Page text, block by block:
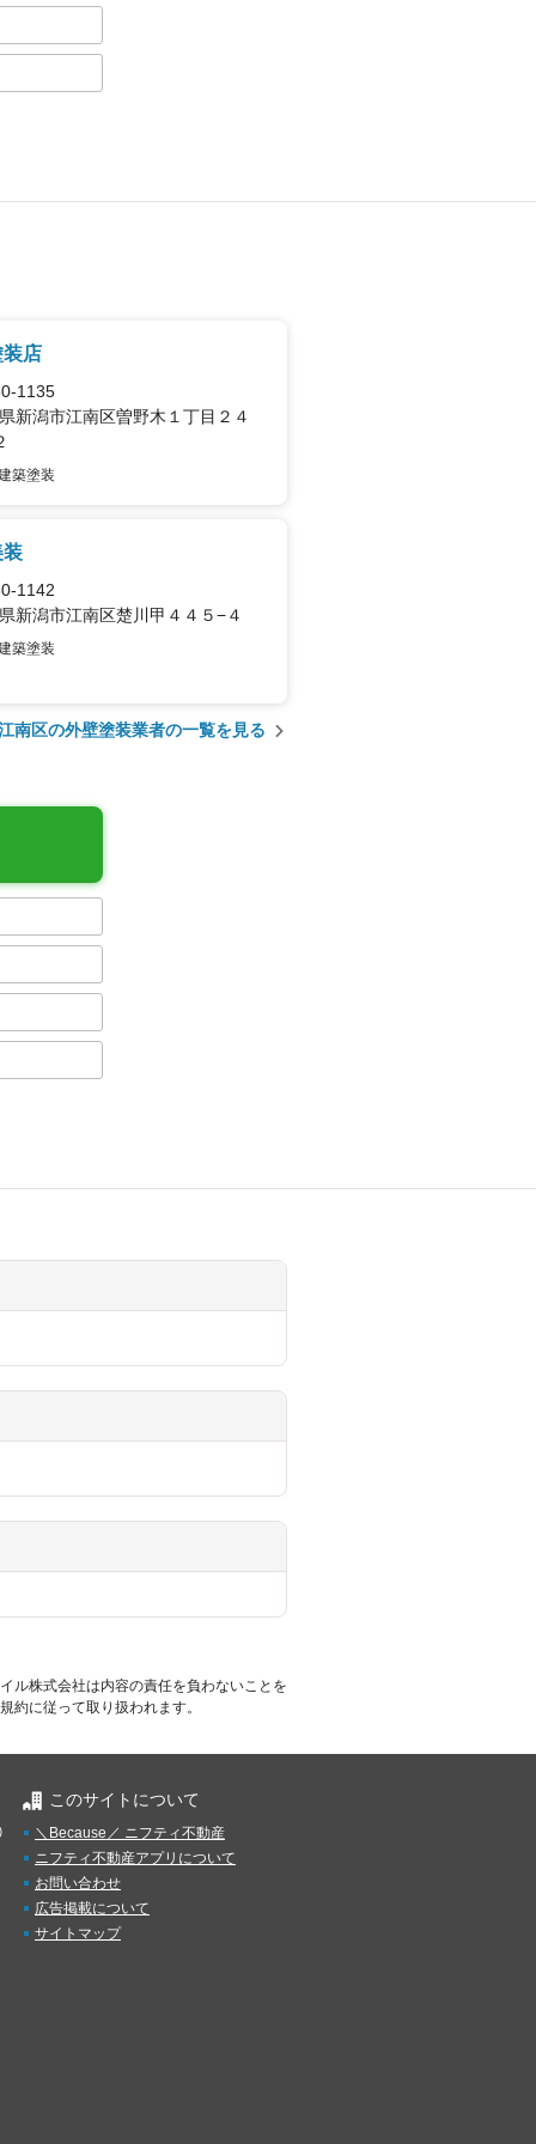
店
1135
新潟市江南区曽野木１丁目２４
築塗装
1142
新潟市江南区楚川甲４４５−４
築塗装
南区の外壁塗装業者の一覧を見る
ル株式会社は内容の責任を負わないことを
約に従って取り扱われます。
このサイトについて
＼Because／ ニフティ不動産
ニフティ不動産アプリについて
お問い合わせ
広告掲載について
サイトマップ